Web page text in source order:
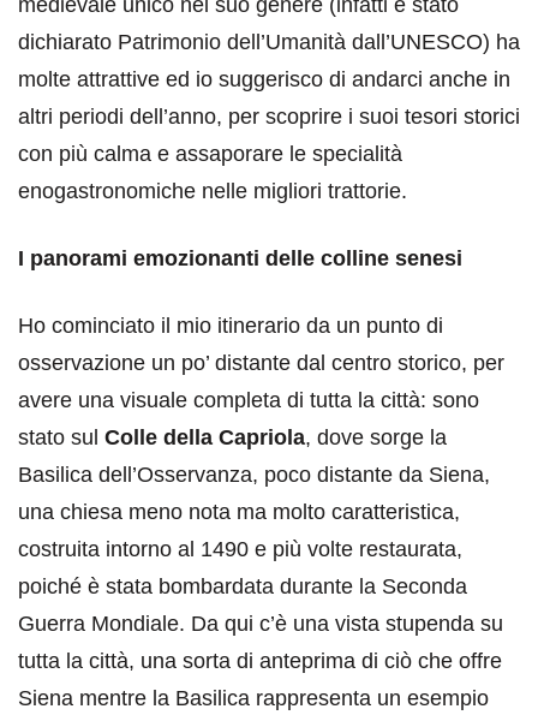
dichiarato Patrimonio dell’Umanità dall’UNESCO) ha
molte attrattive ed io suggerisco di andarci anche in
altri periodi dell’anno, per scoprire i suoi tesori storici
con più calma e assaporare le specialità
enogastronomiche nelle migliori trattorie.
I panorami emozionanti delle colline senesi
Ho cominciato il mio itinerario da un punto di
osservazione un po’ distante dal centro storico, per
avere una visuale completa di tutta la città: sono
stato sul Colle della Capriola, dove sorge la
Basilica dell’Osservanza, poco distante da Siena,
una chiesa meno nota ma molto caratteristica,
costruita intorno al 1490 e più volte restaurata,
poiché è stata bombardata durante la Seconda
Guerra Mondiale. Da qui c’è una vista stupenda su
tutta la città, una sorta di anteprima di ciò che offre
Siena mentre la Basilica rappresenta un esempio